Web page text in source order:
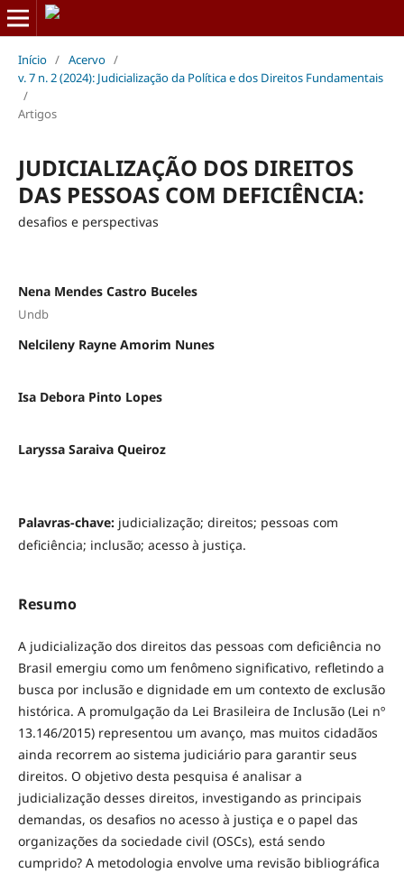
Início / Acervo /
v. 7 n. 2 (2024): Judicialização da Política e dos Direitos Fundamentais
/
Artigos
JUDICIALIZAÇÃO DOS DIREITOS
DAS PESSOAS COM DEFICIÊNCIA:
desafios e perspectivas
Nena Mendes Castro Buceles
Undb
Nelcileny Rayne Amorim Nunes
Isa Debora Pinto Lopes
Laryssa Saraiva Queiroz
Palavras-chave: judicialização; direitos; pessoas com
deficiência; inclusão; acesso à justiça.
Resumo
A judicialização dos direitos das pessoas com deficiência no
Brasil emergiu como um fenômeno significativo, refletindo a
busca por inclusão e dignidade em um contexto de exclusão
histórica. A promulgação da Lei Brasileira de Inclusão (Lei nº
13.146/2015) representou um avanço, mas muitos cidadãos
ainda recorrem ao sistema judiciário para garantir seus
direitos. O objetivo desta pesquisa é analisar a
judicialização desses direitos, investigando as principais
demandas, os desafios no acesso à justiça e o papel das
organizações da sociedade civil (OSCs), está sendo
cumprido? A metodologia envolve uma revisão bibliográfica